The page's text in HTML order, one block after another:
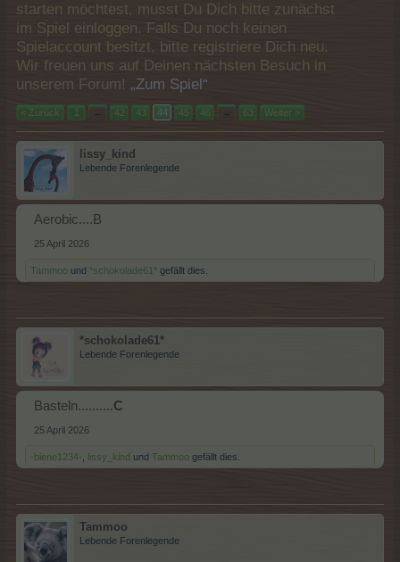
starten möchtest, musst Du Dich bitte zunächst
im Spiel einloggen. Falls Du noch keinen
Spielaccount besitzt, bitte registriere Dich neu.
Wir freuen uns auf Deinen nächsten Besuch in
unserem Forum! „Zum Spiel“
< Zurück 1 ← 42 43 44 45 46 → 63 Weiter >
lissy_kind
Lebende Forenlegende
Aerobic....B
25 April 2026
Tammoo und *schokolade61* gefällt dies.
*schokolade61*
Lebende Forenlegende
Basteln..........C
25 April 2026
-biene1234- lissy_kind und Tammoo gefällt dies.
Tammoo
Lebende Forenlegende